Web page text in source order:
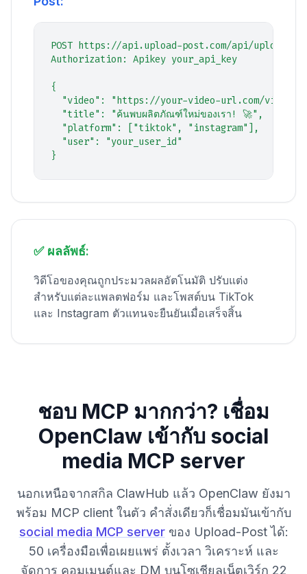
POST https://api.upload-post.com/api/upload
Authorization: Apikey your_api_key
{
"video": "https://your-video-url.com/
  "title": "ค้นพบผลิตภัณฑ์ใหม่ของเรา! 🚀",
  "platform": ["tiktok", "instagram"],
  "user": "your_user_id"
}
✅ ผลลัพธ์:
วิดีโอของคุณถูกประมวลผลอัตโนมัติ ปรับแต่ง
สำหรับแต่ละแพลตฟอร์ม และโพสต์บน TikTok
และ Instagram ตัวแทนจะยืนยันเมื่อเสร็จสิ้น
ชอบ MCP มากกว่า? เชื่อม
OpenClaw เข้ากับ social
media MCP server
นอกเหนือจากสกิล ClawHub แล้ว OpenClaw ยังมา
พร้อม MCP client ในตัว คำสั่งเดียวก็เชื่อมมันเข้ากับ
social media MCP serverของ Upload-Post ได้:
50 เครื่องมือเพื่อเผยแพร่ ตั้งเวลา วิเคราะห์ และ
จัดการ คอมเมนต์และ DM บนโซเชียลเน็ตเวิร์ก 22